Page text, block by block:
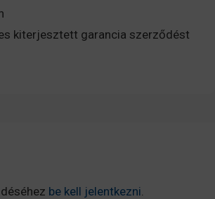
kiterjesztett garancia szerződést
be kell jelentkezni